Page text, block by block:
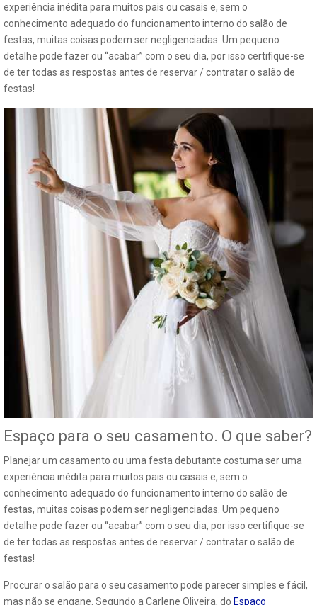
experiência inédita para muitos pais ou casais e, sem o
conhecimento adequado do funcionamento interno do salão de
festas, muitas coisas podem ser negligenciadas. Um pequeno
detalhe pode fazer ou “acabar” com o seu dia, por isso certifique-se
de ter todas as respostas antes de reservar / contratar o salão de
festas!
Espaço para o seu casamento. O que saber?
Planejar um casamento ou uma festa debutante costuma ser uma
experiência inédita para muitos pais ou casais e, sem o
conhecimento adequado do funcionamento interno do salão de
festas, muitas coisas podem ser negligenciadas. Um pequeno
detalhe pode fazer ou “acabar” com o seu dia, por isso certifique-se
de ter todas as respostas antes de reservar / contratar o salão de
festas!
Procurar o salão para o seu casamento pode parecer simples e fácil,
mas não se engane. Segundo a Carlene Oliveira, do Espaço